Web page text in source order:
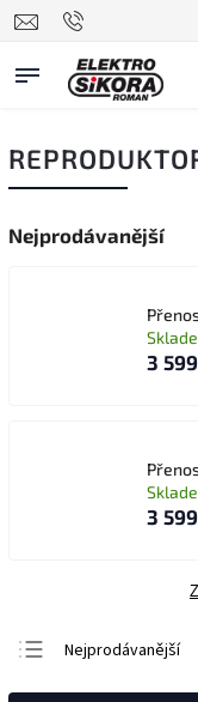
Nejprodávanější
3
3
Nejprodávanější
Nejlevnější